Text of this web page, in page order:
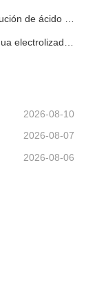
Anterior entrada anterior : El poder de la solución de ácido hipocloroso: un punto de inflexión para la salud y la higiene
Siguiente entrada siguiente : El poder del agua electrolizada para la limpieza
2026-08-10
2026-08-07
2026-08-06